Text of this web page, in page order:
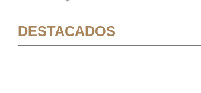
DESTACADOS